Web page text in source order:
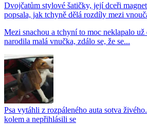
Dvojčatům stylové šatičky, její dceři
popsala, jak tchyně dělá rozdíly mezi
Mezi snachou a tchyní to moc neklapalo
narodila malá vnučka, zdálo se, že se...
Psa vytáhli z rozpáleného auta sotva
kolem a nepřihlásili se